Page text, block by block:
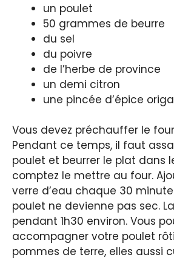
un poulet
50 grammes de beurre
du sel
du poivre
de l’herbe de province
un demi citron
une pincée d’épice
Vous devez préchauffer le
Pendant ce temps, il faut
poulet et beurrer le plat dans
comptez le mettre au four.
verre d’eau chaque 30
poulet ne devienne pas sec.
pendant 1h30 environ. Vous
accompagner votre poulet
pommes de terre, elles aussi